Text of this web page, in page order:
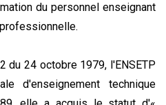
du personnel enseignant
du 24 octobre 1979, l'ENSETP
d'enseignement technique